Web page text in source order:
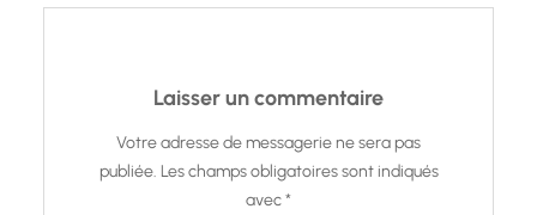
Laisser un commentaire
Votre adresse de messagerie ne sera pas
publiée. Les champs obligatoires sont indiqués
avec*